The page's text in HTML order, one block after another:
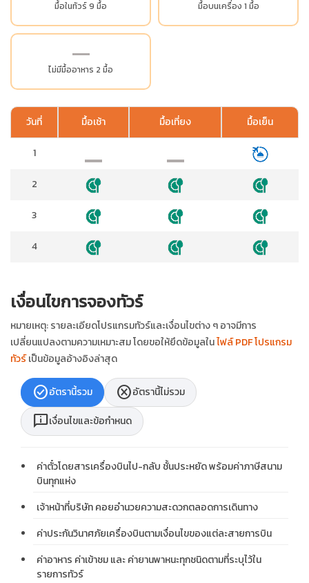
มื้อในทัวร์ 9 มื้อ มื้อบนเครื่อง 1 มื้อ
ไม่มีมื้ออาหาร 2 มื้อ
วันที่ มื้อเช้า มื้อเที่ยง มื้อเย็น
1
2
3
4
เงื่อนไขการจองทัวร์
หมายเหตุ: รายละเอียดโปรแกรมทัวร์และเงื่อนไขต่าง ๆ อาจมีการ
เปลี่ยนแปลงตามความเหมาะสม โดยขอให้ยึดข้อมูลในไฟล์ PDF โปรแกรม
ทัวร์เป็นข้อมูลอ้างอิงล่าสุด
check_circleอัตรานี้รวม cancelอัตรานี้ไม่รวม
chat_infoเงื่อนไขและข้อกำหนด
ค่าตั๋วโดยสารเครื่องบินไป-กลับ ชั้นประหยัด พร้อมค่าภาษีสนาม
บินทุกแห่ง
เจ้าหน้าที่บริษัท คอยอำนวยความสะดวกตลอดการเดินทาง
ค่าประกันวินาศภัยเครื่องบินตามเงื่อนไขของแต่ละสายการบิน
ค่าอาหาร ค่าเข้าชม และ ค่ายานพาหนะทุกชนิดตามที่ระบุไว้ใน
รายการทัวร์